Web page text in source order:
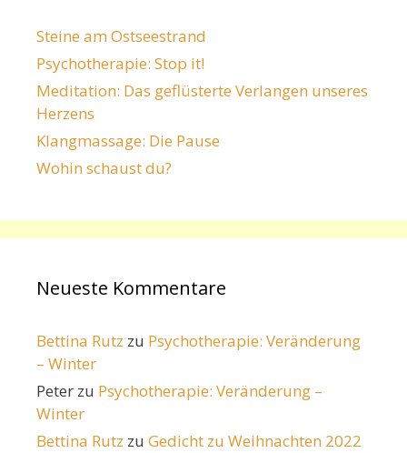
Steine am Ostseestrand
Psychotherapie: Stop it!
Meditation: Das geflüsterte Verlangen unseres
Herzens
Klangmassage: Die Pause
Wohin schaust du?
Neueste Kommentare
Bettina Rutz zu Psychotherapie: Veränderung
– Winter
Peter zu Psychotherapie: Veränderung –
Winter
Bettina Rutz zu Gedicht zu Weihnachten 2022